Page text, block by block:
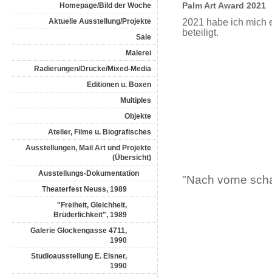
Palm Art Award 2021
2021 habe ich mich
beteiligt.
"Nach vorne
Homepage/Bild der Woche
Aktuelle Ausstellung/Projekte
Sale
Malerei
Radierungen/Drucke/Mixed-Media
Editionen u. Boxen
Multiples
Objekte
Atelier, Filme u. Biografisches
Ausstellungen, Mail Art und Projekte
(Übersicht)
Ausstellungs-Dokumentation
Theaterfest Neuss, 1989
"Freiheit, Gleichheit,
Brüderlichkeit", 1989
Galerie Glockengasse 4711,
1990
Studioausstellung E. Elsner,
1990